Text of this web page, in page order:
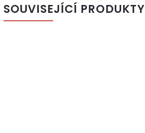
SOUVISEJÍCÍ PRODUKTY